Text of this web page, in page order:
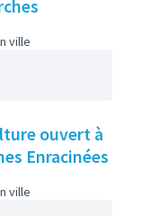
ville
ouvert à
Enracinées
ville